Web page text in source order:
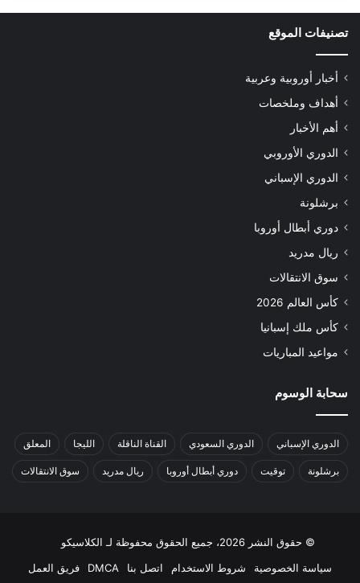
تصنيفات الموقع
أخبار أوروبية وعربية
أهداف وملخصات
أهم الأخبار
الدوري الأوروبي
الدوري الإسباني
برشلونة
دوري أبطال أوروبا
ريال مدريد
سوق الانتقالات
كأس العالم 2026
كأس ملك إسبانيا
مواعيد المباريات
سحابة الوسوم
الدوري الإسباني الدوري السعودي القناة الناقلة الليجا المعلق
برشلونة توقيت دوري أبطال أوروبا ريال مدريد سوق الانتقالات
© حقوق النشر 2026، جميع الحقوق محفوظة لـ الكلاسيكو
سياسة الخصوصية
شروط الاستخدام اتصل بنا DMCA فريق العمل